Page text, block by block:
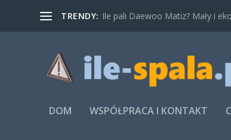
TRENDY: Ile pali Daewoo Matiz? Mały i
DOM WSPÓŁPRACA I KONTAKT